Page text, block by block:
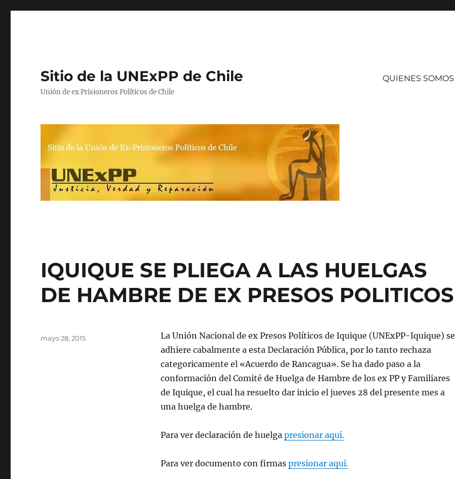
Sitio de la UNExPP de Chile
Unión de ex Prisioneros Políticos de Chile
QUIENES SOMOS
IQUIQUE SE PLIEGA A LAS HUELGAS
DE HAMBRE DE EX PRESOS POLITICOS
La Unión Nacional de ex Presos Políticos de Iquique (UNExPP-Iquique) se
adhiere cabalmente a esta Declaración Pública, por lo tanto rechaza
categoricamente el «Acuerdo de Rancagua». Se ha dado paso a la
conformación del Comité de Huelga de Hambre de los ex PP y Familiares
de Iquique, el cual ha resuelto dar inicio el jueves 28 del presente mes a
una huelga de hambre.
Para ver declaración de huelga presionar aquí.
Para ver documento con firmas presionar aquí.
Publicado
mayo 28, 2015